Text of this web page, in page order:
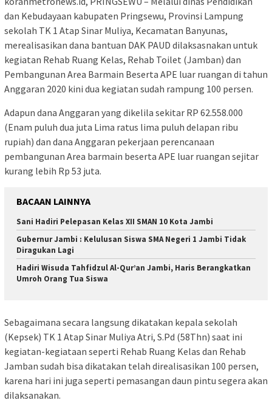
dan Kebudayaan kabupaten Pringsewu, Provinsi Lampung
sekolah TK 1 Atap Sinar Muliya, Kecamatan Banyunas,
merealisasikan dana bantuan DAK PAUD dilaksasnakan untuk
kegiatan Rehab Ruang Kelas, Rehab Toilet (Jamban) dan
Pembangunan Area Barmain Beserta APE luar ruangan di tahun
Anggaran 2020 kini dua kegiatan sudah rampung 100 persen.
Adapun dana Anggaran yang dikelila sekitar RP 62.558.000
(Enam puluh dua juta Lima ratus lima puluh delapan ribu
rupiah) dan dana Anggaran pekerjaan perencanaan
pembangunan Area barmain beserta APE luar ruangan sejitar
kurang lebih Rp 53 juta.
BACAAN LAINNYA
Sani Hadiri Pelepasan Kelas XII SMAN 10 Kota Jambi
Gubernur Jambi : Kelulusan Siswa SMA Negeri 1 Jambi Tidak
Diragukan Lagi
Hadiri Wisuda Tahfidzul Al-Qur’an Jambi, Haris Berangkatkan
Umroh Orang Tua Siswa
Sebagaimana secara langsung dikatakan kepala sekolah
(Kepsek) TK 1 Atap Sinar Muliya Atri, S.Pd (58Thn) saat ini
kegiatan-kegiataan seperti Rehab Ruang Kelas dan Rehab
Jamban sudah bisa dikatakan telah direalisasikan 100 persen,
karena hari ini juga seperti pemasangan daun pintu segera akan
dilaksanakan.